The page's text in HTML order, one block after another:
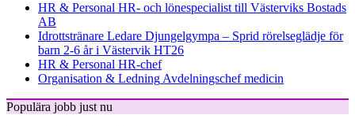
HR & Personal HR- och lönespecialist till Västerviks Bostads
AB
Idrottstränare Ledare Djungelgympa – Sprid rörelseglädje för
barn 2-6 år i Västervik HT26
HR & Personal HR-chef
Organisation & Ledning Avdelningschef medicin
Populära jobb just nu